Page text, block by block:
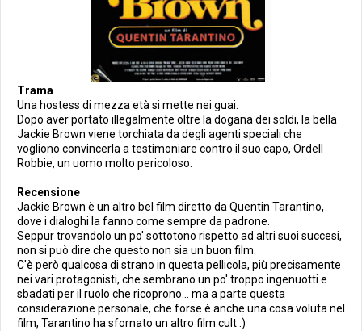
Trama
Una hostess di mezza età si mette nei guai.
Dopo aver portato illegalmente oltre la dogana dei soldi, la bella
Jackie Brown viene torchiata da degli agenti speciali che
vogliono convincerla a testimoniare contro il suo capo, Ordell
Robbie, un uomo molto pericoloso.
Recensione
Jackie Brown è un altro bel film diretto da Quentin Tarantino,
dove i dialoghi la fanno come sempre da padrone.
Seppur trovandolo un po' sottotono rispetto ad altri suoi succesi,
non si può dire che questo non sia un buon film.
C'è però qualcosa di strano in questa pellicola, più precisamente
nei vari protagonisti, che sembrano un po' troppo ingenuotti e
sbadati per il ruolo che ricoprono... ma a parte questa
considerazione personale, che forse è anche una cosa voluta nel
film, Tarantino ha sfornato un altro film cult :)